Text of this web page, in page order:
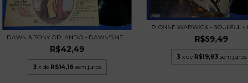
DAWN & TONY ORLANDO - DAWN'S NE...
R$42,49
3 x de R$14,16 sem juros
DIONNE WARWICK - SOULFUL -
R$59,49
3 x de R$19,83 sem juros